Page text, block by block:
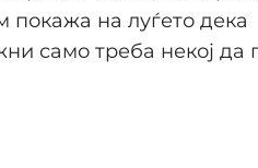
покажа на луѓето дека
само треба некој да